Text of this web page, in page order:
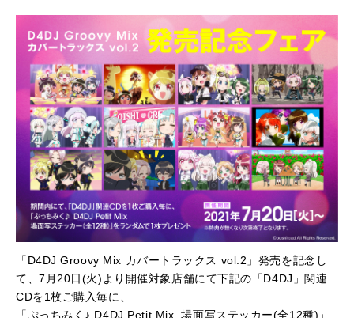
「D4DJ Groovy Mix カバートラックス vol.2」発売を記念し
て、7月20日(火)より開催対象店舗にて下記の「D4DJ」関連
CDを1枚ご購入毎に、
「ぷっちみく♪ D4DJ Petit Mix 場面写ステッカー(全12種)」